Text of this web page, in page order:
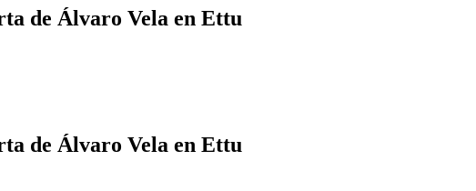
de Álvaro Vela en Ettu
de Álvaro Vela en Ettu